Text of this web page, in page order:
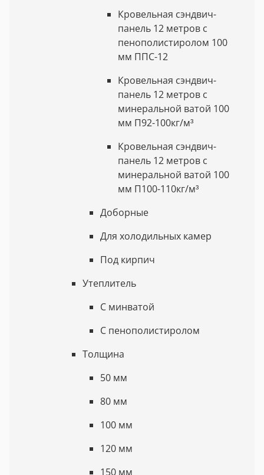
Кровельная сэндвич-
панель 12 метров с
пенополистиролом 100
мм ППС-12
Кровельная сэндвич-
панель 12 метров с
минеральной ватой 100
мм П92-100кг/м³
Кровельная сэндвич-
панель 12 метров с
минеральной ватой 100
мм П100-110кг/м³
Доборные
Для холодильных камер
Под кирпич
Утеплитель
С минватой
С пенополистиролом
Толщина
50 мм
80 мм
100 мм
120 мм
150 мм